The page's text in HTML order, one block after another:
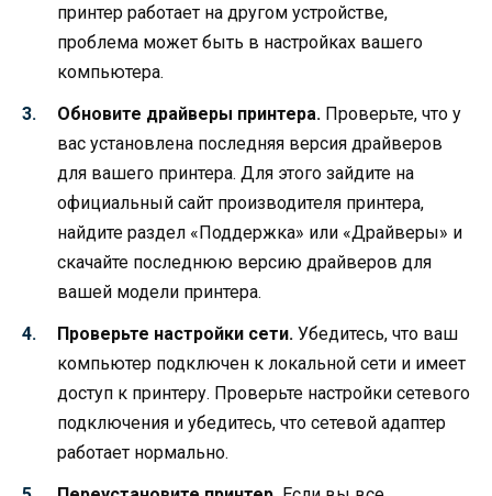
принтер работает на другом устройстве,
проблема может быть в настройках вашего
компьютера.
Обновите драйверы принтера. Проверьте, что у
вас установлена последняя версия драйверов
для вашего принтера. Для этого зайдите на
официальный сайт производителя принтера,
найдите раздел «Поддержка» или «Драйверы» и
скачайте последнюю версию драйверов для
вашей модели принтера.
Проверьте настройки сети. Убедитесь, что ваш
компьютер подключен к локальной сети и имеет
доступ к принтеру. Проверьте настройки сетевого
подключения и убедитесь, что сетевой адаптер
работает нормально.